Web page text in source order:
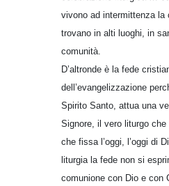
vivono ad intermittenza la
trovano in alti luoghi, in
comunità.
D’altronde è la fede
dell’evangelizzazione
Spirito Santo, attua una
Signore, il vero liturgo
che fissa l’oggi, l’oggi
liturgia la fede non si
comunione con Dio e con